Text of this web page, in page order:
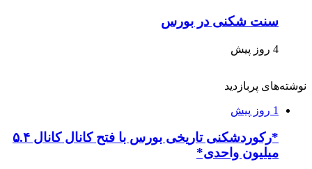
سنت شکنی در بورس
4 روز پیش
نوشته‌های پربازدید
1 روز پیش
*رکوردشکنی تاریخی بورس با فتح کانال کانال ۵.۴
میلیون واحدی*